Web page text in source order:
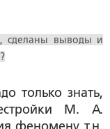
сделаны выводы и
только знать,
М. А.
феномену т.н.